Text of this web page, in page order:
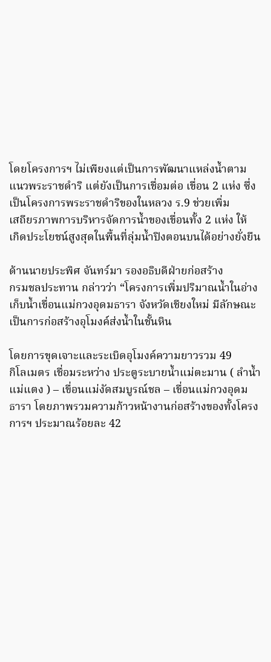
โดยโครงการฯ ไม่เพียงแต่เป็นการพัฒนาแหล่งน้ำตาม
แนวพระราชดําริ แต่ยังเป็นการเชื่อมต่อ เขื่อน 2 แห่ง ซึ่ง
เป็นโครงการพระราชดําริของในหลวง ร.9 ช่วยเพิ่ม
เสถียรภาพการบริหารจัดการน้ำของเขื่อนทั้ง 2 แห่ง ให้
เกิดประโยชน์สูงสุดในพื้นที่ลุ่มน้ำปิงตอนบนได้อย่างยั่งยืน
ด้านนายประพิศ จันทร์มา รองอธิบดีฝ่ายก่อสร้าง
กรมชลประทาน กล่าวว่า “โครงการเพิ่มปริมาณน้ำในอ่าง
เก็บน้ำเขื่อนแม่กวงอุดมธารา จังหวัดเชียงใหม่ มีลักษณะ
เป็นการก่อสร้างอุโมงค์ส่งน้ำในชั้นหิน
โดยการขุดเจาะและระเบิดอุโมงค์ความยาวรวม 49
กิโลเมตร เชื่อมระหว่าง ประตูระบายน้ำแม่ตะมาน ( ลําน้ำ
แม่แตง ) – เขื่อนแม่งัดสมบูรณ์ชล – เขื่อนแม่กวงอุดม
ธารา โดยภาพรวมความก้าวหน้างานก่อสร้างของทั้งโครง
การฯ ประมาณร้อยละ 42